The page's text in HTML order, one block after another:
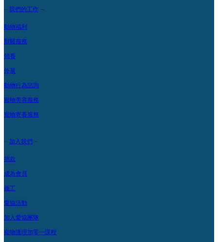
– 我們的工作 –
動物福利
獸醫服務
領養
外展
動物行為諮詢
寵物美容服務
寵物寄養服務
– 加入我們 –
捐款
成為會員
義工
愛協活動
加入愛協團隊
寵物護理加零一課程